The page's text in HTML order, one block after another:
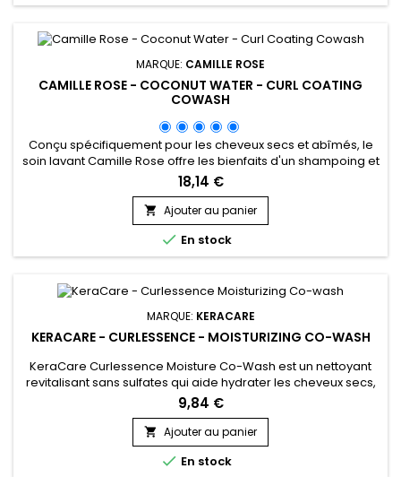
MARQUE: CAMILLE ROSE
CAMILLE ROSE - COCONUT WATER - CURL COATING
COWASH
Conçu spécifiquement pour les cheveux secs et abîmés, le
soin lavant Camille Rose offre les bienfaits d'un shampoing et
d'un après-shampoing. Formulé avec de l’eau de Coco, du
beurre de Lin et de l’huile d’Avocat, Camille Rose Naturals
Coconut Water Curl Coating Cowash rafraîchit et purifie en
douceur vos cheveux, tout en leur apportant une
hydratation...
18,14 €
 Ajouter au panier
 En stock
MARQUE: KERACARE
KERACARE - CURLESSENCE - MOISTURIZING CO-WASH
KeraCare Curlessence Moisture Co-Wash est un nettoyant
revitalisant sans sulfates qui aide hydrater les cheveux secs,
à démêler et à définir les boucles naturelles.&nbsp; Formulé
avec de l’huile de Ricin noire et de l’huile de noix de Coco,
KeraCare Curlessence&nbsp;Moisture Co-Wash donne
douceur et brillance aux cheveux.&nbsp;&nbsp;Keracare
Curlessence...
9,84 €
 Ajouter au panier
 En stock